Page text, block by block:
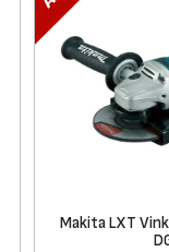
Makita LXT